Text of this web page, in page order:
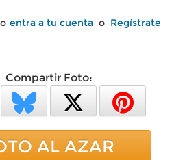
entra a tu cuenta o Regístrate
Compartir Foto:
AL AZAR